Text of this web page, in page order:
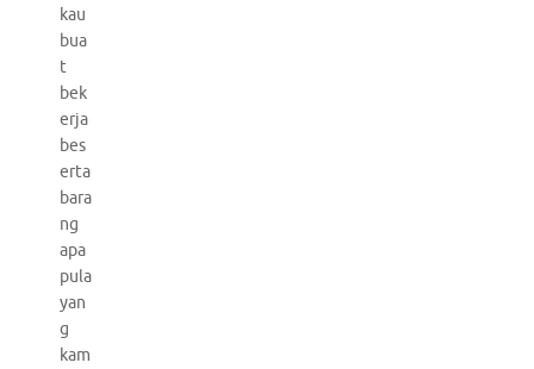
kau
bua
t
bek
erja
bes
erta
bara
ng
apa
pula
yan
g
kam